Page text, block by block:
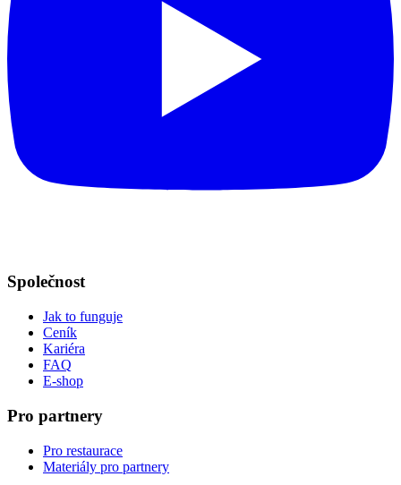
Společnost
Jak to funguje
Ceník
Kariéra
FAQ
E-shop
Pro partnery
Pro restaurace
Materiály pro partnery